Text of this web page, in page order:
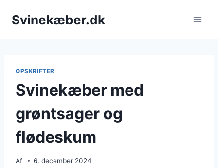
Svinekæber.dk
OPSKRIFTER
Svinekæber med
grøntsager og
flødeskum
Af 6. december 2024